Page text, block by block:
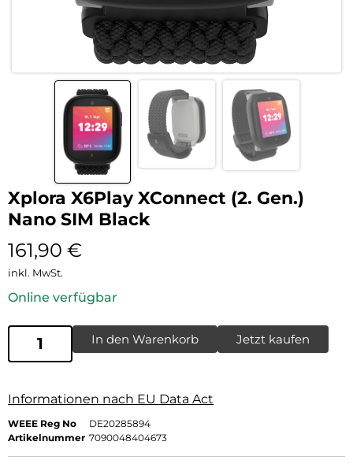
Xplora X6Play XConnect (2. Gen.)
Nano SIM Black
161,90 €
inkl. MwSt.
Online verfügbar
In den Warenkorb Jetzt kaufen
Informationen nach EU Data Act
WEEE Reg No
DE20285894
Artikelnummer 7090048404673